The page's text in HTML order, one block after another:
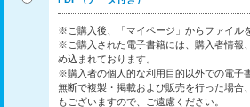
※ご購入後、「マイページ」からファイル
※ご購入された電子書籍には、購入者情報
め込まれております。
※購入者の個人的な利用目的以外での電子
無断で複製・掲載および販売を行った場合
もございますので、ご遠慮ください。